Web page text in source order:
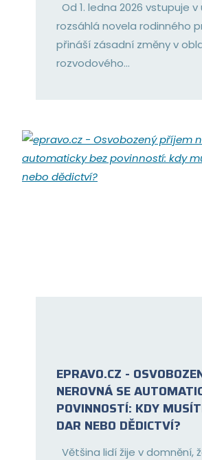
Od 1. ledna 2026 vstupuje
rozsáhlá novela rodinného
přináší zásadní změny v
rozvodového...
EPRAVO.CZ -
NEROVNÁ SE
POVINNOSTÍ: KDY
DAR NEBO DĚDICTVÍ?
Většina lidí žije v domnění,